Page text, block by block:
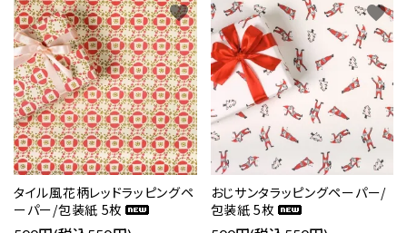
タイル風花柄レッドラッピングペ
ーパー/包装紙 5枚
favorite
おじサンタラッピングペーパー/
包装紙 5枚
favorite